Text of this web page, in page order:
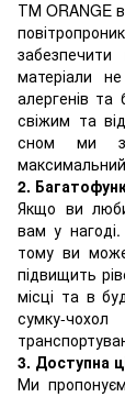
ТМ ORANGE
матеріали
алергенів та
свіжим та
сном ми з
2.
Якщо ви
вам у нагоді.
тому ви
підвищить
місці та в
сумку-
3. Доступна
Ми